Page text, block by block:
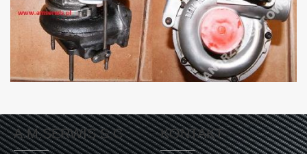
A.M.SERWIS S.C KONTAKT